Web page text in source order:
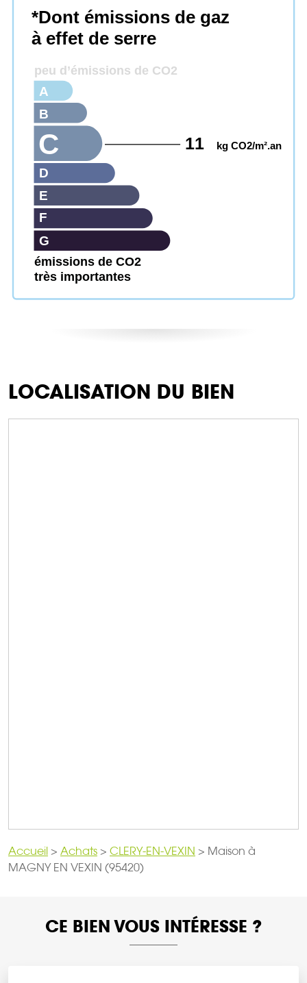
émissions de CO2
très importantes
*Dont émissions de gaz
à effet de serre
peu d’émissions de CO2
G
F
E
D
C 11 kg CO2/m².an
B
A
LOCALISATION DU BIEN
Accueil > Achats > CLERY-EN-VEXIN > Maison à
MAGNY EN VEXIN (95420)
CE BIEN VOUS INTÉRESSE ?